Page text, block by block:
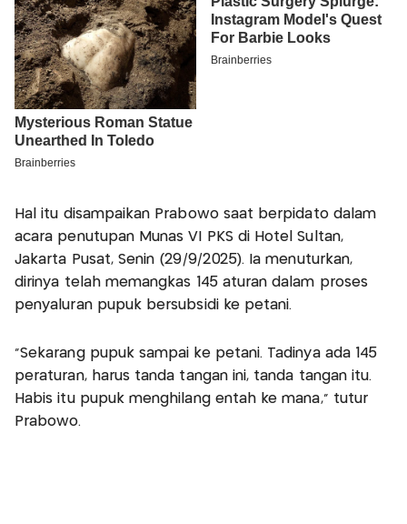
Hal itu disampaikan Prabowo saat berpidato dalam
acara penutupan Munas VI PKS di Hotel Sultan,
Jakarta Pusat, Senin (29/9/2025). Ia menuturkan,
dirinya telah memangkas 145 aturan dalam proses
penyaluran pupuk bersubsidi ke petani.
“Sekarang pupuk sampai ke petani. Tadinya ada 145
peraturan, harus tanda tangan ini, tanda tangan itu.
Habis itu pupuk menghilang entah ke mana,” tutur
Prabowo.